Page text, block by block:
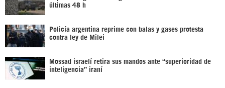
últimas 48 h
Policía argentina reprime con balas y gases protesta
contra ley de Milei
Mossad israelí retira sus mandos ante “superioridad de
inteligencia” iraní